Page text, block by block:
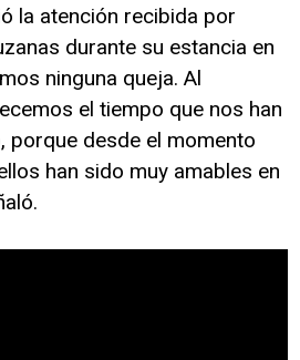
la atención recibida por
durante su estancia en
ninguna queja. Al
el tiempo que nos han
porque desde el momento
han sido muy amables en